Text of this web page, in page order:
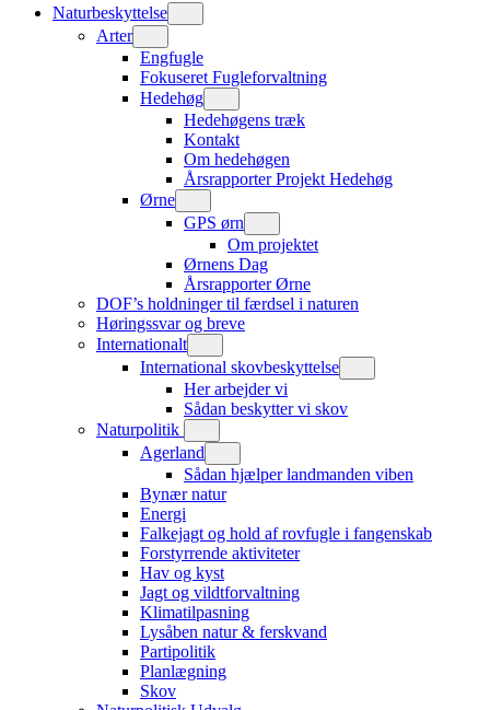
Naturbeskyttelse
Arter
Engfugle
Fokuseret Fugleforvaltning
Hedehøg
Hedehøgens træk
Kontakt
Om hedehøgen
Årsrapporter Projekt Hedehøg
Ørne
GPS ørn
Om projektet
Ørnens Dag
Årsrapporter Ørne
DOF’s holdninger til færdsel i naturen
Høringssvar og breve
Internationalt
International skovbeskyttelse
Her arbejder vi
Sådan beskytter vi skov
Naturpolitik
Agerland
Sådan hjælper landmanden viben
Bynær natur
Energi
Falkejagt og hold af rovfugle i fangenskab
Forstyrrende aktiviteter
Hav og kyst
Jagt og vildtforvaltning
Klimatilpasning
Lysåben natur & ferskvand
Partipolitik
Planlægning
Skov